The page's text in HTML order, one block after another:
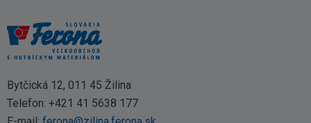
Bytčická 12, 011 45 Žilina
Telefon: +421 41 5638 177